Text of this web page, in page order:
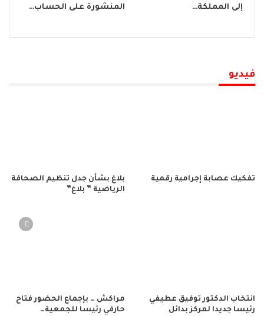
إلى المملكة… المنشورة على الحساب…
فيديو
تفكيك عصابة إجرامية رقمية
بلاغ بشأن جدل تنظيم الصحافة
الرياضية ” بلاغ”
انتخاب الدكتور توفيق عطيفي
رئيسا جديدا لمركز بدائل
مراكش … بإجماع الحضور فتاح
حارفي رئيسا للجمعية…